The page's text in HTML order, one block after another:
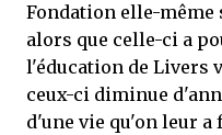
Fondation elle-
alors que celle-ci a
l'éducation de Livers
ceux-ci diminue
d'une vie qu'on leur a